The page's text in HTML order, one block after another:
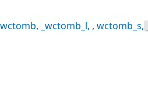
wctomb, _wctomb_l, , wctomb_s,